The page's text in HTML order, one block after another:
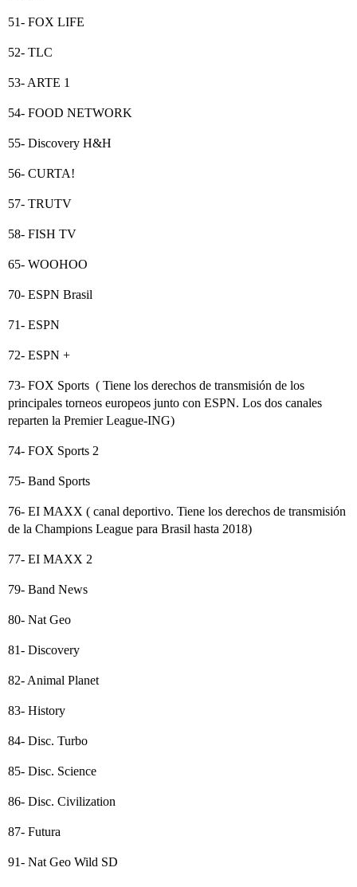
51- FOX LIFE
52- TLC
53- ARTE 1
54- FOOD NETWORK
55- Discovery H&H
56- CURTA!
57- TRUTV
58- FISH TV
65- WOOHOO
70- ESPN Brasil
71- ESPN
72- ESPN +
73- FOX Sports ( Tiene los derechos de transmisión de los
principales torneos europeos junto con ESPN. Los dos canales
reparten la Premier League-ING)
74- FOX Sports 2
75- Band Sports
76- EI MAXX ( canal deportivo. Tiene los derechos de transmisión
de la Champions League para Brasil hasta 2018)
77- EI MAXX 2
79- Band News
80- Nat Geo
81- Discovery
82- Animal Planet
83- History
84- Disc. Turbo
85- Disc. Science
86- Disc. Civilization
87- Futura
91- Nat Geo Wild SD